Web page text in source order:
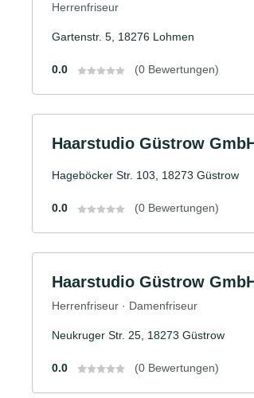
Herrenfriseur
Gartenstr. 5, 18276 Lohmen
0.0 (0 Bewertungen)
Haarstudio Güstrow
Hageböcker Str. 103, 18273 Güstrow
0.0 (0 Bewertungen)
Haarstudio Güstrow
Herrenfriseur · Damenfriseur
Neukruger Str. 25, 18273 Güstrow
0.0 (0 Bewertungen)